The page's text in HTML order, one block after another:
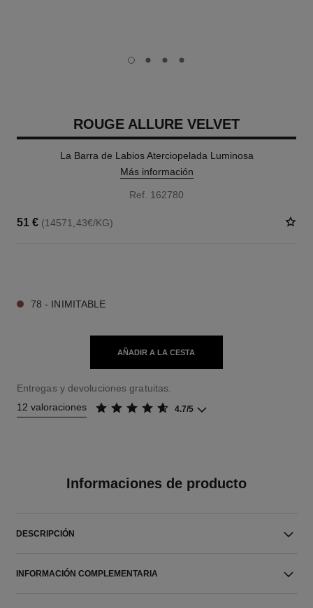
carousel dot
carousel dot
carousel dot
carousel dot
ROUGE ALLURE VELVET
La Barra de Labios Aterciopelada Luminosa
Más información
Ref. 162780
51 € (14571,43€/KG)
78 - INIMITABLE
AÑADIR A LA CESTA
Entregas y devoluciones gratuitas.
12 valoraciones
4.7/5
Informaciones de producto
DESCRIPCIÓN
INFORMACIÓN COMPLEMENTARIA